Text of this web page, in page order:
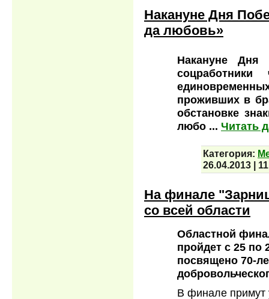
Накануне Дня
да любовь»
Накануне Дня
проживших в
обстановке
любо ... Читать
Категория:
26.04.2013 |
На финале
со всей области
Областной
пройдет с 25 по
посвящено 70-
В финале примут